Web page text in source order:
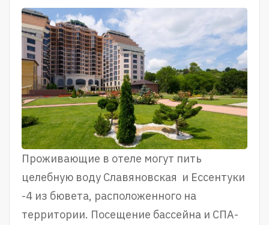
Проживающие в отеле могут пить
целебную воду Славяновская и Ессентуки
-4 из бювета, расположенного на
территории. Посещение бассейна и СПА-